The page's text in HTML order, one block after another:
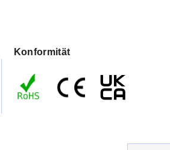
Konformität